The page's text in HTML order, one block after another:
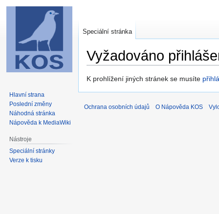
Vyžadováno
Skočit
Skočit
K prohlížení jiných stránek se musíte
Speciální stránka
Hlavní strana
Poslední změny
Náhodná stránka
Nápověda k MediaWiki
Nástroje
Speciální stránky
Verze k tisku
Ochrana osobních údajů O Nápověda KOS